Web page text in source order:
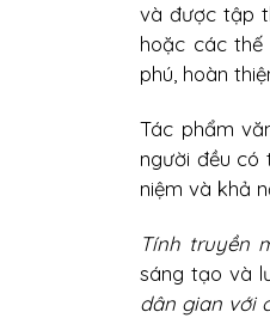
và được tập
hoặc các thế
phú, hoàn
Tác phẩm
người đều có
niệm và khả
Tính truyền
sáng tạo và
dân gian với